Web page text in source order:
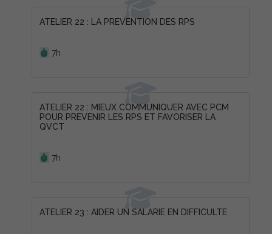
ATELIER 22 : LA PREVENTION DES RPS
7h
ATELIER 22 : MIEUX COMMUNIQUER AVEC PCM
POUR PREVENIR LES RPS ET FAVORISER LA
QVCT
7h
ATELIER 23 : AIDER UN SALARIE EN DIFFICULTE